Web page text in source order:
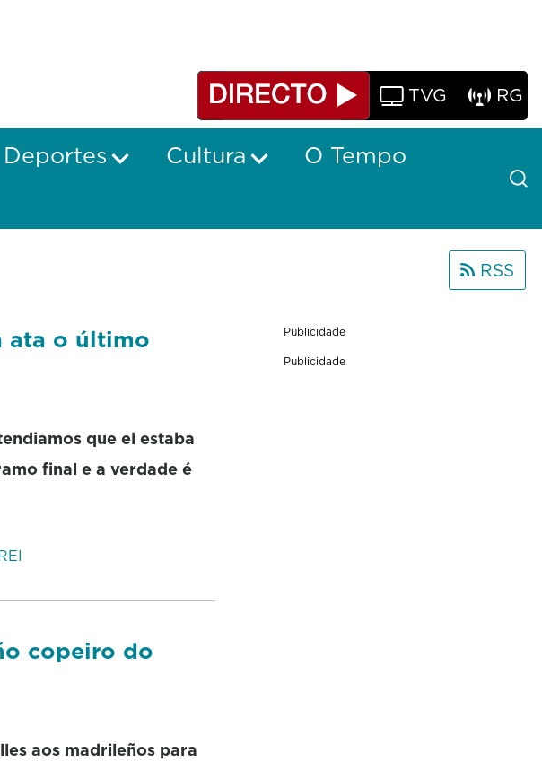
TVG RG
Deportes Cultura
O Tempo
RSS
ata o último
que el estaba
final e a verdade é
copeiro do
aos madrileños para
Publicidade
Publicidade